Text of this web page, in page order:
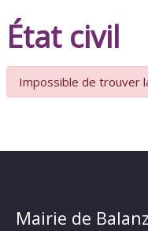
État civil
Impossible de trouver
Mairie de